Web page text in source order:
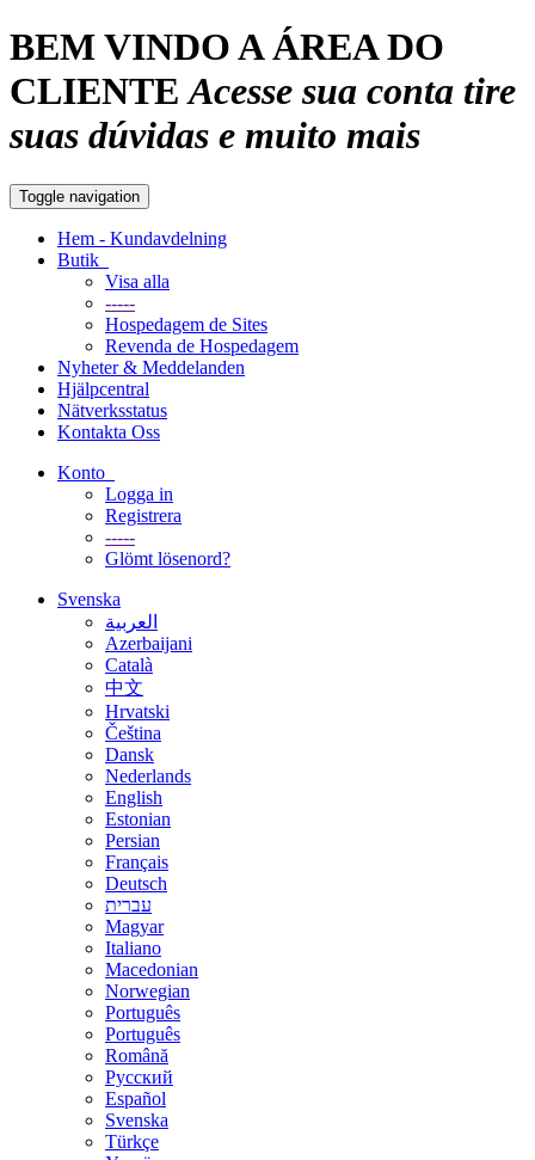
BEM VINDO A ÁREA DO
CLIENTEAcesse sua conta tire
suas dúvidas e muito mais
Toggle navigation
Hem - Kundavdelning
Butik
Visa alla
-----
Hospedagem de Sites
Revenda de Hospedagem
Nyheter & Meddelanden
Hjälpcentral
Nätverksstatus
Kontakta Oss
Konto
Logga in
Registrera
-----
Glömt lösenord?
Svenska
العربية
Azerbaijani
Català
中文
Hrvatski
Čeština
Dansk
Nederlands
English
Estonian
Persian
Français
Deutsch
עברית
Magyar
Italiano
Macedonian
Norwegian
Português
Português
Română
Русский
Español
Svenska
Türkçe